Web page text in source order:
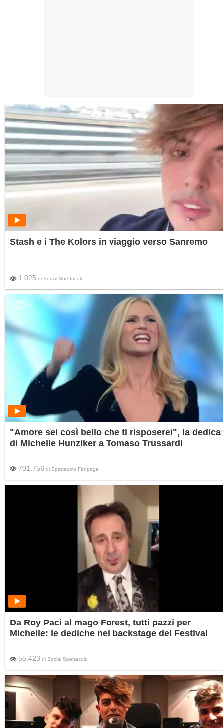
Stash e i The Kolors in viaggio verso Sanremo
1.025 di Social Spettacolo
"Amore sei così bello che ti risposerei", la dedica
di Michelle Hunziker a Tomaso Trussardi
701.756 di Spettacolo Fanpage
Da Roy Paci al mago Forest, tutti pazzi per
Michelle: le dediche nel backstage del Festival
55.423 di Social Spettacolo